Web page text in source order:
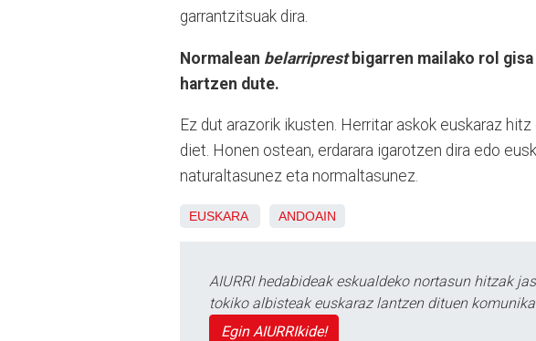
garrantzitsuak dira.
Normalean belarriprestbigarren mailako rol
hartzen dute.
Ez dut arazorik ikusten. Herritar askok euskaraz
diet. Honen ostean, erdarara igarotzen dira edo
naturaltasunez eta normaltasunez.
EUSKARA ANDOAIN
AIURRI hedabideak eskualdeko nortasun hitzak
tokiko albisteak euskaraz lantzen dituen
Egin AIURRIkide!